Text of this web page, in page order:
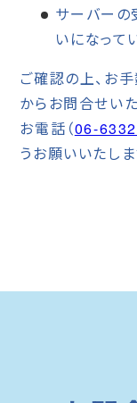
サーバーの
いになって
ご確認の上、お
からお問合せいた
お電話（06-
うお願いいたしま